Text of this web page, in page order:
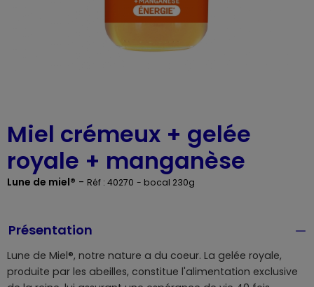
Miel crémeux + gelée
royale + manganèse
Lune de miel® - Réf : 40270 - bocal 230g
Présentation
Lune de Miel®, notre nature a du coeur. La gelée royale,
produite par les abeilles, constitue l'alimentation exclusive